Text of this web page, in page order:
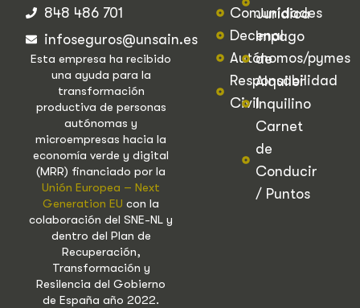
848 486 701
infoseguros@unsain.es
Esta empresa ha recibido
una ayuda para la
transformación
productiva de personas
autónomas y
microempresas hacia la
economía verde y digital
(MRR) financiado por la
Unión Europea – Next
Generation EU con la
colaboración del SNE-NL y
dentro del Plan de
Recuperación,
Transformación y
Resilencia del Gobierno
de España año 2022.
Comunidades
Decenal
Autónomos/pymes
Responsabilidad
Civil
Jurídica
Impago
de
Alquiler
Inquilino
Carnet
de
Conducir
/ Puntos